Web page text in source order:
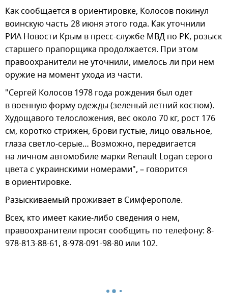
Как сообщается в ориентировке, Колосов покинул
воинскую часть 28 июня этого года. Как уточнили
РИА Новости Крым в пресс-службе МВД по РК, розыск
старшего прапорщика продолжается. При этом
правоохранители не уточнили, имелось ли при нем
оружие на момент ухода из части.
"Сергей Колосов 1978 года рождения был одет
в военную форму одежды (зеленый летний костюм).
Худощавого телосложения, вес около 70 кг, рост 176
см, коротко стрижен, брови густые, лицо овальное,
глаза светло-серые… Возможно, передвигается
на личном автомобиле марки Renault Logan серого
цвета с украинскими номерами", – говорится
в ориентировке.
Разыскиваемый проживает в Симферополе.
Всех, кто имеет какие-либо сведения о нем,
правоохранители просят сообщить по телефону: 8-
978-813-88-61, 8-978-091-98-80 или 102.